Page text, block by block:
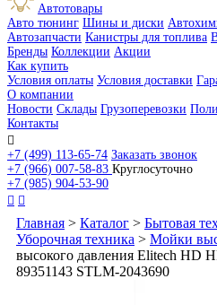
Автотовары
Авто тюнинг Шины и диски
Автозапчасти Канистры для топлива
Бренды Коллекции Акции
Как купить
Условия оплаты Условия доставки
О компании
Новости Склады Грузоперевозки
Контакты

+7 (499) 113-65-74 Заказать звонок
+7 (966) 007-58-83 Круглосуточно
+7 (985) 904-53-90
 
Главная > Каталог > Бытовая
Уборочная техника > Мойки
высокого давления Elitech HD
89351143 STLM-2043690